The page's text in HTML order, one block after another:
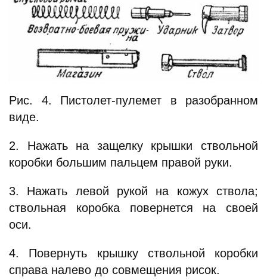
Рис. 4. Пистолет-пулемет в разобранном
виде.
2. Нажать на защелку крышки ствольной
коробки большим пальцем правой руки.
3. Нажать левой рукой на кожух ствола;
ствольная коробка повернется на своей
оси.
4. Повернуть крышку ствольной коробки
справа налево до совмещения рисок.